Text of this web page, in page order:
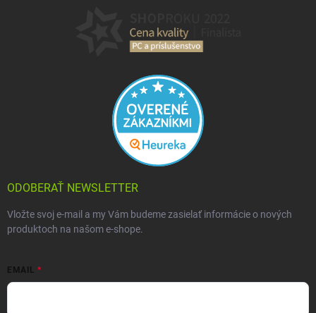
ODOBERAŤ NEWSLETTER
Vložte svoj e-mail a my Vám budeme zasielať informácie o nových
produktoch na našom e-shope.
EMAIL